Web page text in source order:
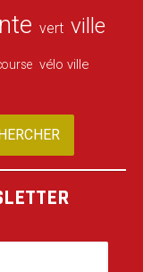
vert ville
vélo ville